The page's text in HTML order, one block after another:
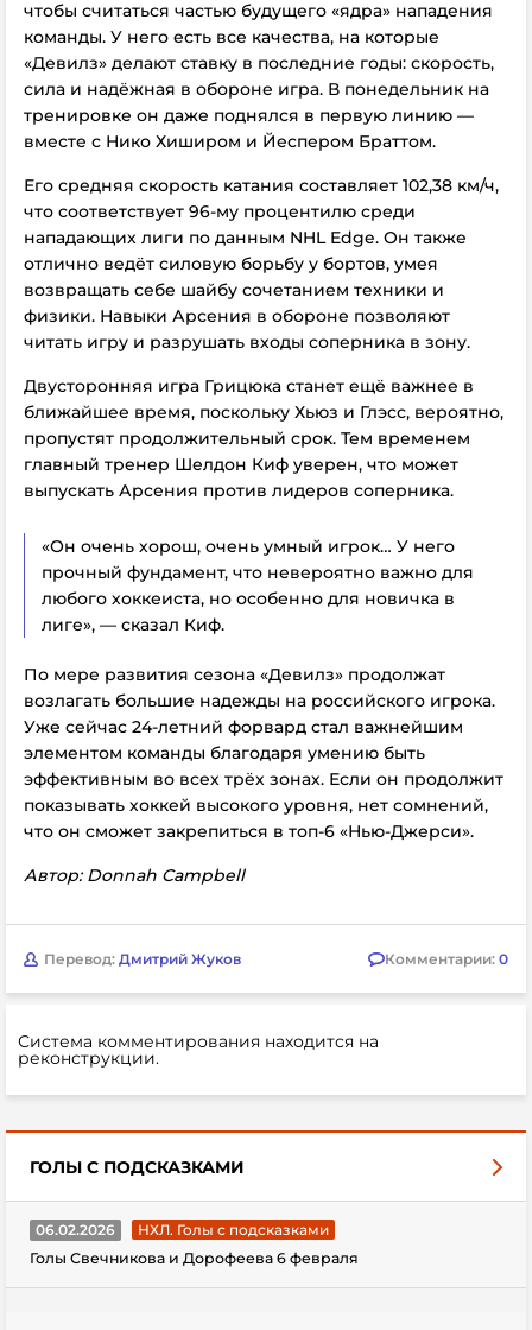
чтобы считаться частью будущего «ядра» нападения
команды. У него есть все качества, на которые
«Девилз» делают ставку в последние годы: скорость,
сила и надёжная в обороне игра. В понедельник на
тренировке он даже поднялся в первую линию —
вместе с Нико Хиширом и Йеспером Браттом.
Его средняя скорость катания составляет 102,38 км/ч,
что соответствует 96-му процентилю среди
нападающих лиги по данным NHL Edge. Он также
отлично ведёт силовую борьбу у бортов, умея
возвращать себе шайбу сочетанием техники и
физики. Навыки Арсения в обороне позволяют
читать игру и разрушать входы соперника в зону.
Двусторонняя игра Грицюка станет ещё важнее в
ближайшее время, поскольку Хьюз и Глэсс, вероятно,
пропустят продолжительный срок. Тем временем
главный тренер Шелдон Киф уверен, что может
выпускать Арсения против лидеров соперника.
«Он очень хорош, очень умный игрок… У него
прочный фундамент, что невероятно важно для
любого хоккеиста, но особенно для новичка в
лиге», — сказал Киф.
По мере развития сезона «Девилз» продолжат
возлагать большие надежды на российского игрока.
Уже сейчас 24-летний форвард стал важнейшим
элементом команды благодаря умению быть
эффективным во всех трёх зонах. Если он продолжит
показывать хоккей высокого уровня, нет сомнений,
что он сможет закрепиться в топ-6 «Нью-Джерси».
Автор: Donnah Campbell
Перевод: Дмитрий Жуков Комментарии: 0
Система комментирования находится на
реконструкции.
ГОЛЫ С ПОДСКАЗКАМИ
06.02.2026
НХЛ. Голы с подсказками
Голы Свечникова и Дорофеева 6 февраля